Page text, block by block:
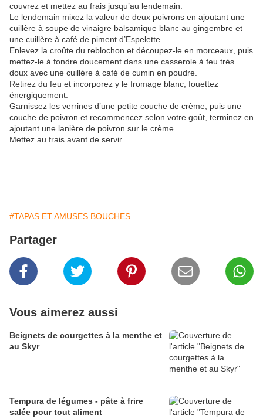
couvrez et mettez au frais jusqu’au lendemain.
Le lendemain mixez la valeur de deux poivrons en ajoutant une
cuillère à soupe de vinaigre balsamique blanc au gingembre et
une cuillère à café de piment d’Espelette.
Enlevez la croûte du reblochon et découpez-le en morceaux, puis
mettez-le à fondre doucement dans une casserole à feu très
doux avec une cuillère à café de cumin en poudre.
Retirez du feu et incorporez y le fromage blanc, fouettez
énergiquement.
Garnissez les verrines d’une petite couche de crème, puis une
couche de poivron et recommencez selon votre goût, terminez en
ajoutant une lanière de poivron sur le crème.
Mettez au frais avant de servir.
#TAPAS ET AMUSES BOUCHES
Partager
Vous aimerez aussi
Beignets de courgettes à la menthe et
au Skyr
Tempura de légumes - pâte à frire
salée pour tout aliment